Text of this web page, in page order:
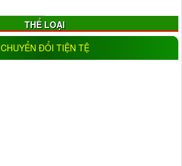
THỂ LOẠI
IP(11)
IP wifi(19)
CHUYỂN ĐỔI TIỆN TỆ